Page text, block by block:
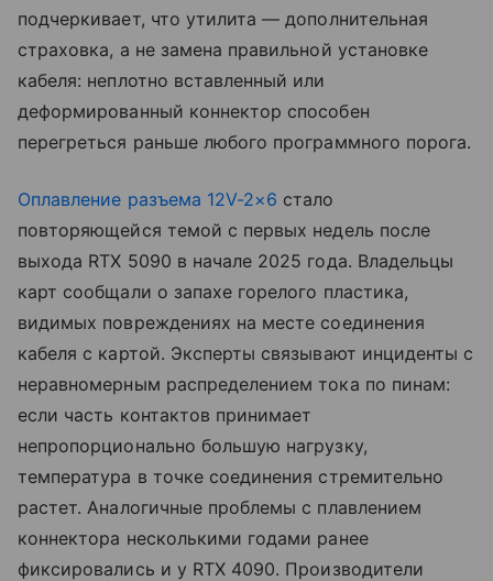
подчеркивает, что утилита — дополнительная
страховка, а не замена правильной установке
кабеля: неплотно вставленный или
деформированный коннектор способен
перегреться раньше любого программного порога.
Оплавление разъема 12V-2×6 стало
повторяющейся темой с первых недель после
выхода RTX 5090 в начале 2025 года. Владельцы
карт сообщали о запахе горелого пластика,
видимых повреждениях на месте соединения
кабеля с картой. Эксперты связывают инциденты с
неравномерным распределением тока по пинам:
если часть контактов принимает
непропорционально большую нагрузку,
температура в точке соединения стремительно
растет. Аналогичные проблемы с плавлением
коннектора несколькими годами ранее
фиксировались и у RTX 4090. Производители